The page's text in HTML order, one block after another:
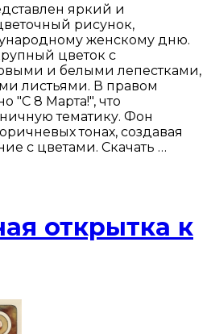
яркий и
рисунок,
женскому дню.
цветок с
и белыми лепестками,
листьями. В правом
"С 8 Марта!", что
тематику. Фон
тонах, создавая
с цветами. Скачать …
открытка к